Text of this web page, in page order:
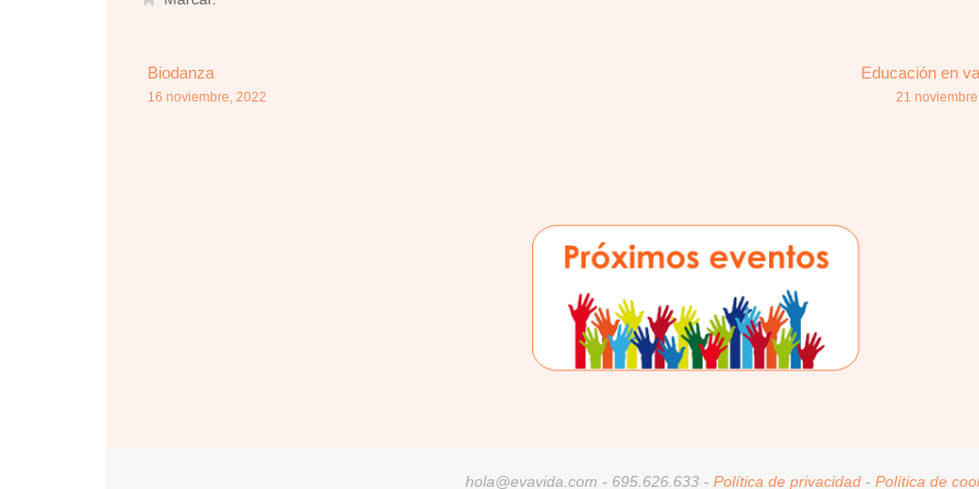
Biodanza
16 noviembre, 2022
Educación en
21
hola@evavida.com - 695.626.633 - Política de privacidad- Política de